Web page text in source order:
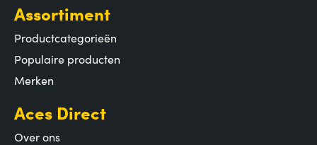
Assortiment
Productcategorieën
Populaire producten
Merken
Aces Direct
Over ons